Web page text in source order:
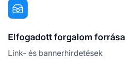
Elfogadott forgalom forrása
Link- és bannerhirdetések